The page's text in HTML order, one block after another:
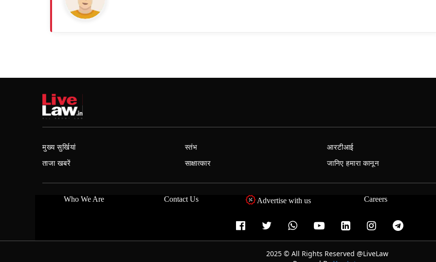
मुख्य सुर्खियां
ताजा खबरें
स्तंभ
साक्षात्कार
आरटीआई
जानिए हमारा कानून
Who We Are Contact Us Advertise with us Careers
2025 © All Rights Reserved @LiveLaw